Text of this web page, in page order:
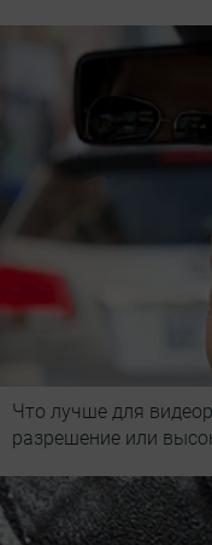
Что лучше для
разрешение или